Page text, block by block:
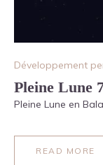
Développement
Pleine Lune
Pleine Lune en
READ MORE